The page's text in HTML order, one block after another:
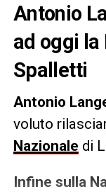
Antonio
ad oggi la
Spalletti
Antonio
voluto
Nazionale di
Infine sulla